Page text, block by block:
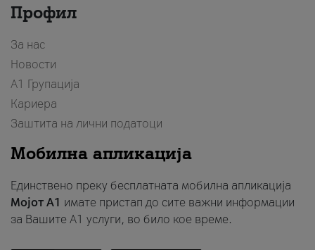
Профил
За нас
Новости
А1 Групација
Кариера
Заштита на лични податоци
Мобилна апликација
Единствено преку бесплатната мобилна апликација
Мојот A1 имате пристап до сите важни информации
за Вашите A1 услуги, во било кое време.